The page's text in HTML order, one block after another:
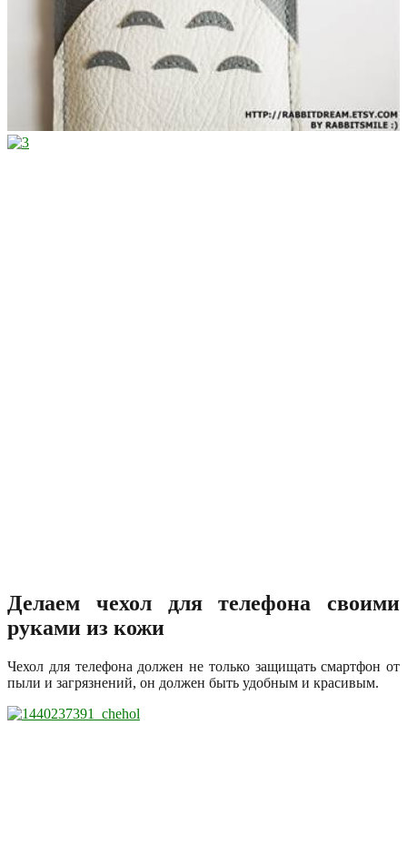
Делаем чехол для телефона своими
руками из кожи
Чехол для телефона должен не только защищать смартфон от
пыли и загрязнений, он должен быть удобным и красивым.